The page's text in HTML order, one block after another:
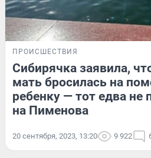
ПРОИСШЕСТВИЯ
Сибирячка заявила,
мать бросилась на
ребенку — тот едва не
на Пименова
20 сентября, 2023, 13:20 9 922